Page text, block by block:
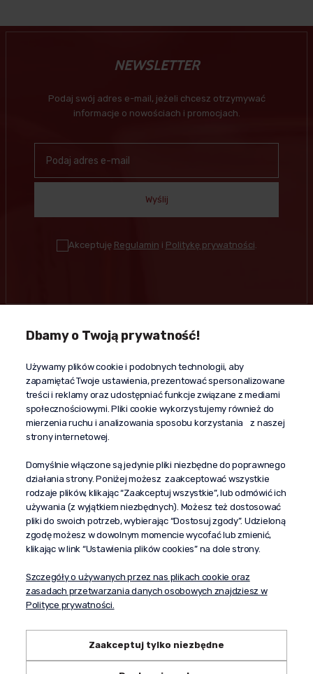
NEWSLETTER
Podaj swój adres e-mail, jeżeli chcesz otrzymywać
informacje o nowościach i promocjach.
Wyślij
Akceptuję Regulamin i Politykę prywatności.
Kontakt
+48 603 610 870
kontakt@propaganda24h.pl
“Propaganda"
al. Komisji Edukacji Narodowej 51/U5
02-797 Warszawa
Pomoc
Dostawa
Moje konto
O firmie
Dbamy o Twoją prywatność!
Używamy plików cookie i podobnych technologii, aby
zapamiętać Twoje ustawienia, prezentować spersonalizowane
treści i reklamy oraz udostępniać funkcje związane z mediami
społecznościowymi. Pliki cookie wykorzystujemy również do
mierzenia ruchu i analizowania sposobu korzystania z naszej
strony internetowej.
Domyślnie włączone są jedynie pliki niezbędne do poprawnego
działania strony. Poniżej możesz zaakceptować wszystkie
rodzaje plików, klikając “Zaakceptuj wszystkie”, lub odmówić ich
używania (z wyjątkiem niezbędnych). Możesz też dostosować
pliki do swoich potrzeb, wybierając “Dostosuj zgody”. Udzieloną
zgodę możesz w dowolnym momencie wycofać lub zmienić,
klikając w link “Ustawienia plików cookies” na dole strony.
Szczegóły o używanych przez nas plikach cookie oraz
zasadach przetwarzania danych osobowych znajdziesz w
Polityce prywatności.
Zaakceptuj tylko niezbędne